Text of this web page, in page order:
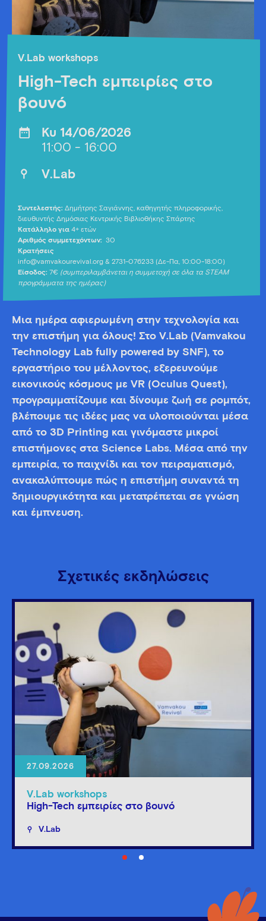
V.Lab workshops
High-Tech εμπειρίες στο
βουνό
Κυ 14/06/2026
11:00 - 16:00
V.Lab
Συντελεστής: Δημήτρης Σαγιάννης, καθηγητής πληροφορικής,
διευθυντής Δημόσιας Κεντρικής Βιβλιοθήκης Σπάρτης
Κατάλληλο για 4+ ετών
Αριθμός συμμετεχόντων: 30
Κρατήσεις
info@vamvakourevival.org & 2731-076233 (Δε-Πα, 10:00-18:00)
Είσοδος: 7€ (συμπεριλαμβάνεται η συμμετοχή σε όλα τα STEAM
προγράμματα της ημέρας)
Μια ημέρα αφιερωμένη στην τεχνολογία και
την επιστήμη για όλους! Στο V.Lab (Vamvakou
Technology Lab fully powered by SNF), το
εργαστήριο του μέλλοντος, εξερευνούμε
εικονικούς κόσμους με VR (Oculus Quest),
προγραμματίζουμε και δίνουμε ζωή σε ρομπότ,
βλέπουμε τις ιδέες μας να υλοποιούνται μέσα
από το 3D Printing και γινόμαστε μικροί
επιστήμονες στα Science Labs. Μέσα από την
εμπειρία, το παιχνίδι και τον πειραματισμό,
ανακαλύπτουμε πώς η επιστήμη συναντά τη
δημιουργικότητα και μετατρέπεται σε γνώση
και έμπνευση.
Σχετικές εκδηλώσεις
27.09.2026
V.Lab workshops
High-Tech εμπειρίες στο βουνό
V.Lab